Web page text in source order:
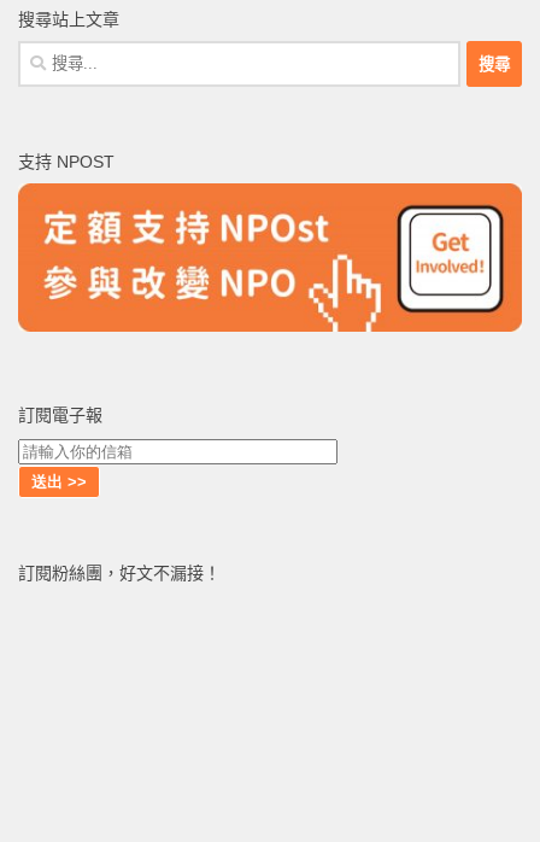
搜尋站上文章
搜
尋
字:
支持 NPOST
訂閱電子報
訂閱粉絲團，好文不漏接！